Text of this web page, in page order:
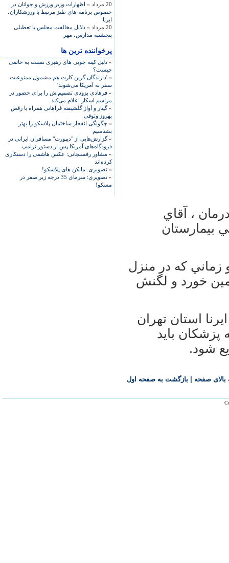
20 مرداد »
اظهارات وزير ورزش و جوانان در
خصوص برنامه هاي طنز مرتبط با ورزشكاران،
ایرنا
20 مرداد »
دلایل مخالفت مجلس با تعطیلی
پنجشنبه مدارس، مهر
پرخواننده ترین ها
» دلیل کینه جویی های رهبری نسبت به خاتمی
چیست؟
» 'دارندگان گرین کارت هم مشمول ممنوعیت
سفر به آمریکا می‌شوند'
» فرهادی بزودی تصمیم‌اش را برای حضور در
مراسم اسکار اعلام می‌کند
»گیتار و آواز گلشیفته فراهانی همراه با رقص
بهروز وثوقی
» چگونگی انفجار ساختمان پلاسکو را بهتر
بشناسیم
»گزارش‌هایی از "دیپورت" مسافران ایرانی در
فرودگاه‌های آمریکا پس از دستور ترامپ
» مشاور رفسنجانی: عکس هاشمی را دستکاری
کرده‌اند
» تصویری: مانکن های پلاسکو!
»
تصویری: سرمای 35 درجه زیر صفر در
مسکو!
، آقاي
بيمارستان
زماني كه در منزل
خورد و لگنش
استان تهران
بايد
شود.
صفحه بازگشت به صفحه اول